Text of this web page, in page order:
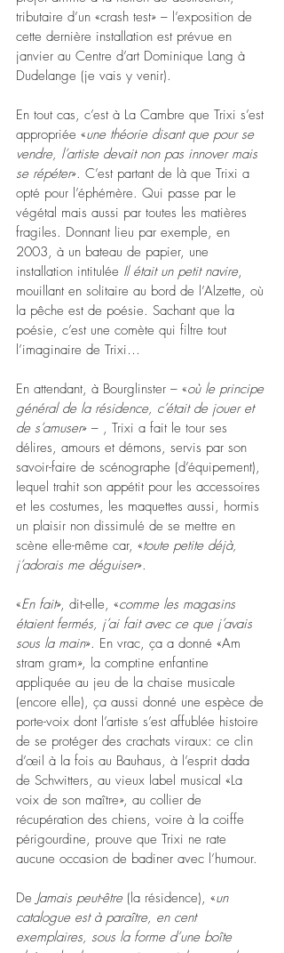
tributaire d’un «crash test» – l’exposition de
cette dernière installation est prévue en
janvier au Centre d’art Dominique Lang à
Dudelange (je vais y venir).
En tout cas, c’est à La Cambre que Trixi s’est
appropriée «une théorie disant que pour se
vendre, l’artiste devait non pas innover mais
se répéter». C’est partant de là que Trixi a
opté pour l’éphémère. Qui passe par le
végétal mais aussi par toutes les matières
fragiles. Donnant lieu par exemple, en
2003, à un bateau de papier, une
installation intitulée Il était un petit navire,
mouillant en solitaire au bord de l’Alzette, où
la pêche est de poésie. Sachant que la
poésie, c’est une comète qui filtre tout
l’imaginaire de Trixi…
En attendant, à Bourglinster – «où le principe
général de la résidence, c’était de jouer et
de s’amuser» – , Trixi a fait le tour ses
délires, amours et démons, servis par son
savoir-faire de scénographe (d’équipement),
lequel trahit son appétit pour les accessoires
et les costumes, les maquettes aussi, hormis
un plaisir non dissimulé de se mettre en
scène elle-même car, «toute petite déjà,
j’adorais me déguiser».
«En fait», dit-elle, «comme les magasins
étaient fermés, j’ai fait avec ce que j’avais
sous la main». En vrac, ça a donné «Am
stram gram», la comptine enfantine
appliquée au jeu de la chaise musicale
(encore elle), ça aussi donné une espèce de
porte-voix dont l’artiste s’est affublée histoire
de se protéger des crachats viraux: ce clin
d’œil à la fois au Bauhaus, à l’esprit dada
de Schwitters, au vieux label musical «La
voix de son maître», au collier de
récupération des chiens, voire à la coiffe
périgourdine, prouve que Trixi ne rate
aucune occasion de badiner avec l’humour.
De Jamais peut-être (la résidence), «un
catalogue est à paraître, en cent
exemplaires, sous la forme d’une boîte